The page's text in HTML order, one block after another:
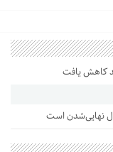
نهایی‌شدن است